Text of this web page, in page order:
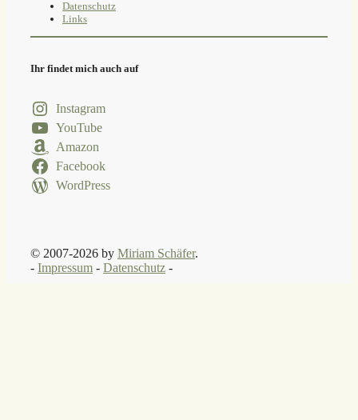
Datenschutz
Links
Ihr findet mich auch auf
Instagram
YouTube
Amazon
Facebook
WordPress
© 2007-2026 by Miriam Schäfer.
- Impressum - Datenschutz -